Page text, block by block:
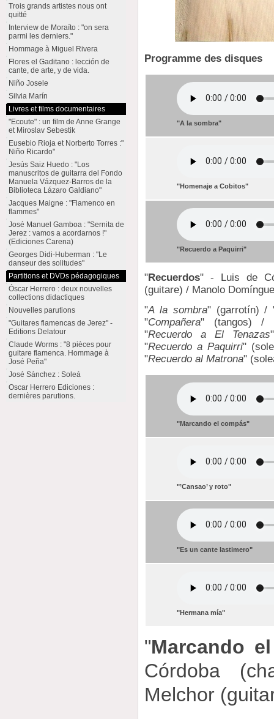
Programme des disques
"A la sombra"
"Homenaje a Cobitos"
"Recuerdo a Paquirri"
"Recuerdos" - Luis de
(guitare) / Manolo
"A la sombra" (garrotín) /
"Compañera" (tangos) /
"Recuerdo a El Tenazas
"Recuerdo a Paquirri"
"Recuerdo al Matrona"
"Marcando el compás"
"’Cansao’ y roto"
"Es un cante lastimero"
"Hermana mía"
"Marcando
Córdoba
Melchor
Trois grands artistes nous ont
quitté
Interview de Moraíto : "on sera
parmi les derniers."
Hommage à Miguel Rivera
Flores el Gaditano : lección de
cante, de arte, y de vida.
Niño Josele
Silvia Marín
Livres et films documentaires
"Ecoute" : un film de Anne Grange
et Miroslav Sebestik
Eusebio Rioja et Norberto Torres :"
Niño Ricardo"
Jesús Saiz Huedo : "Los
manuscritos de guitarra del Fondo
Manuela Vázquez-Barros de la
Biblioteca Lázaro Galdiano"
Jacques Maigne : "Flamenco en
flammes"
José Manuel Gamboa : "Sernita de
Jerez : vamos a acordarnos !"
(Ediciones Carena)
Georges Didi-Huberman : "Le
danseur des solitudes"
Partitions et DVDs pédagogiques
Óscar Herrero : deux nouvelles
collections didactiques
Nouvelles parutions
"Guitares flamencas de Jerez" -
Editions Delatour
Claude Worms : "8 pièces pour
guitare flamenca. Hommage à
José Peña"
José Sánchez : Soleá
Oscar Herrero Ediciones :
dernières parutions.